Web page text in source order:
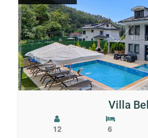
Villa
12 6